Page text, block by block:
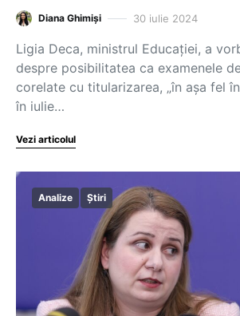
Diana Ghimiși 30 iulie 2024
Ligia Deca, ministrul Educației, a
despre posibilitatea ca examenele
corelate cu titularizarea, „în aşa fel
în iulie…
Vezi articolul
Analize Știri